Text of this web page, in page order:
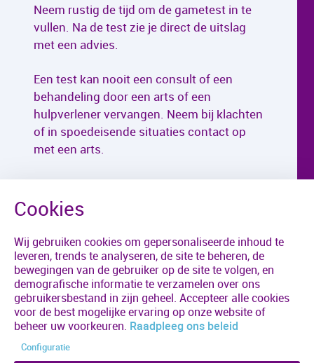
Neem rustig de tijd om de gametest in te
vullen. Na de test zie je direct de uitslag
met een advies.
Een test kan nooit een consult of een
behandeling door een arts of een
hulpverlener vervangen. Neem bij klachten
of in spoedeisende situaties contact op
met een arts.
Wij gebruiken cookies om gepersonaliseerde inhoud te
leveren, trends te analyseren, de site te beheren, de
bewegingen van de gebruiker op de site te volgen, en
demografische informatie te verzamelen over ons
gebruikersbestand in zijn geheel. Accepteer alle cookies
voor de best mogelijke ervaring op onze website of
beheer uw voorkeuren. Raadpleeg ons beleid
Configuratie